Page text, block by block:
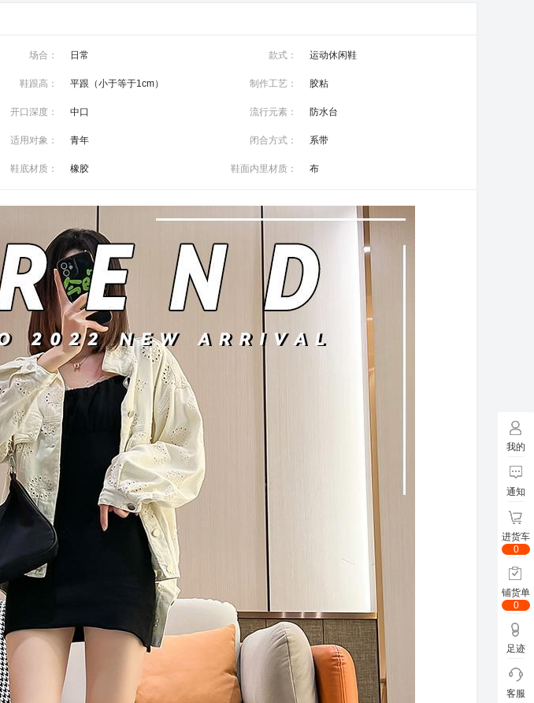
场合： 日常 款式： 运动休闲鞋
鞋跟高： 平跟（小于等于1cm） 制作工艺： 胶粘
开口深度： 中口 流行元素： 防水台
适用对象： 青年 闭合方式： 系带
鞋底材质： 橡胶 鞋面内里材质： 布
我的
通知
进货车
0
铺货单
0
足迹
客服